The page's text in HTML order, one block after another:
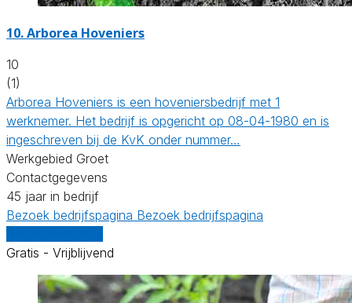
10.Arborea Hoveniers
10
(1)
Arborea Hoveniers is een hoveniersbedrijf met 1
werknemer. Het bedrijf is opgericht op 08-04-1980 en is
ingeschreven bij de KvK onder nummer…
Werkgebied Groet
Contactgegevens
45 jaar in bedrijf
Bezoek bedrijfspagina Bezoek bedrijfspagina
Gratis - Vrijblijvend